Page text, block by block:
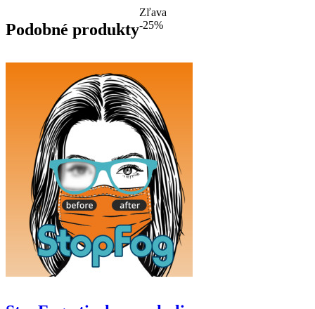
Podobné produkty
Zľava
-25%